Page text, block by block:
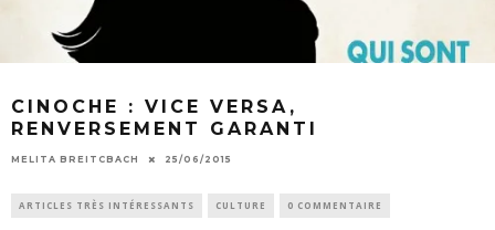
CINOCHE : VICE VERSA,
RENVERSEMENT GARANTI
MELITA BREITCBACH 25/06/2015
ARTICLES TRÈS INTÉRESSANTS CULTURE 0 COMMENTAIRE